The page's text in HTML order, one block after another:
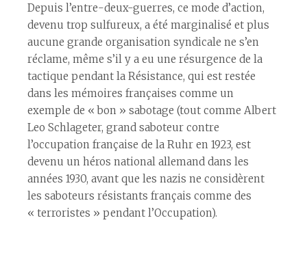
Depuis l’entre-deux-guerres, ce mode d’action,
devenu trop sulfureux, a été marginalisé et plus
aucune grande organisation syndicale ne s’en
réclame, même s’il y a eu une résurgence de la
tactique pendant la Résistance, qui est restée
dans les mémoires françaises comme un
exemple de « bon » sabotage (tout comme Albert
Leo Schlageter, grand saboteur contre
l’occupation française de la Ruhr en 1923, est
devenu un héros national allemand dans les
années 1930, avant que les nazis ne considèrent
les saboteurs résistants français comme des
« terroristes » pendant l’Occupation).